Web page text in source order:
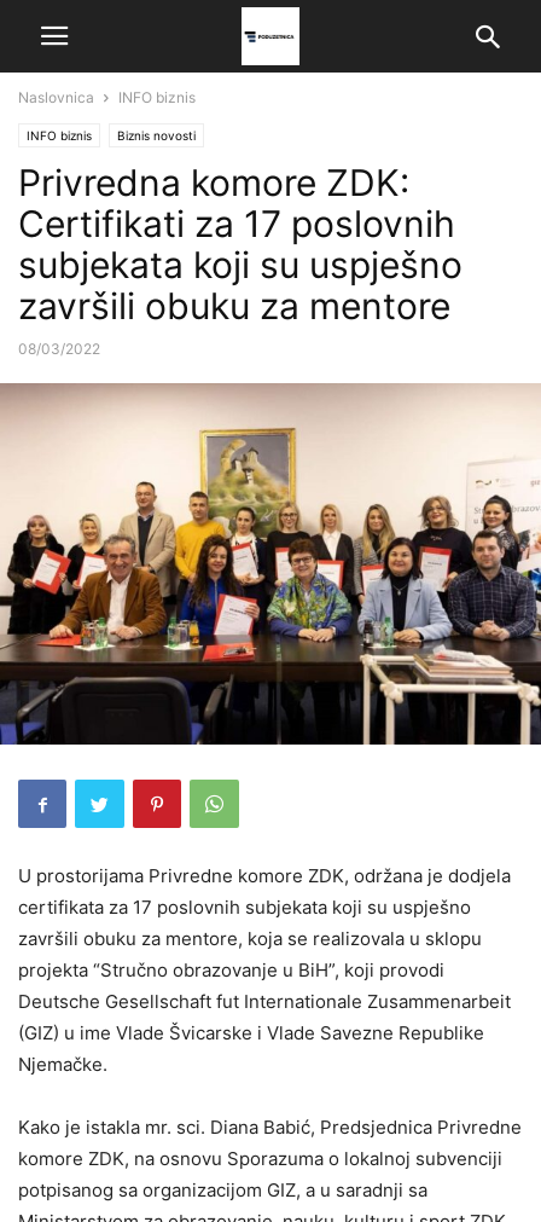
Naslovnica INFO biznis
INFO biznis Biznis novosti
Privredna komore ZDK:
Certifikati za 17 poslovnih
subjekata koji su uspješno
završili obuku za mentore
08/03/2022
U prostorijama Privredne komore ZDK, održana je dodjela
certifikata za 17 poslovnih subjekata koji su uspješno
završili obuku za mentore, koja se realizovala u sklopu
projekta “Stručno obrazovanje u BiH”, koji provodi
Deutsche Gesellschaft fut Internationale Zusammenarbeit
(GIZ) u ime Vlade Švicarske i Vlade Savezne Republike
Njemačke.
Kako je istakla mr. sci. Diana Babić, Predsjednica Privredne
komore ZDK, na osnovu Sporazuma o lokalnoj subvenciji
potpisanog sa organizacijom GIZ, a u saradnji sa